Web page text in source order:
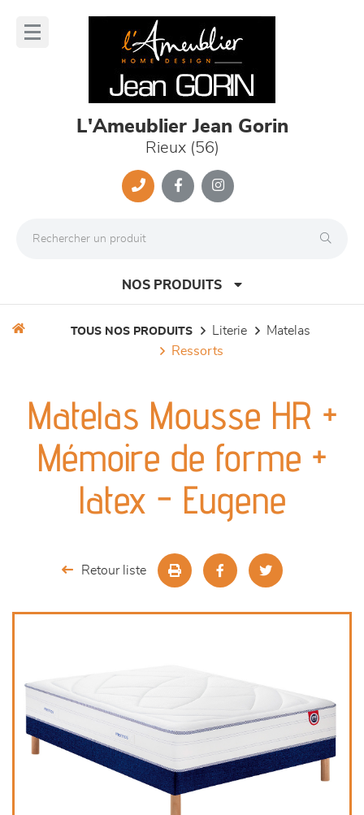
L'Ameublier Jean Gorin
Rieux (56)
NOS PRODUITS
séjours
meubles de complément
chambres et dressing
TOUS NOS PRODUITS literie
matelas
ressorts
Matelas Mousse HR +
Mémoire de forme +
latex - Eugene
Retour liste